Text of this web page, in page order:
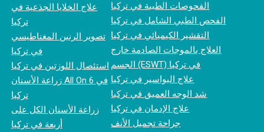
علاج الخلايا الجذعية في
تركيا
تصوير الرنين المغناطيسي
في تركيا
استئصال اللوزتين في تركيا
زراعة الأسنان All On 6 في
تركيا
زراعة الأسنان الكل على
أربعة في تركيا
الفحوصات الطبية في تركيا
الفحص الطبي الشامل في تركيا
التقشير الكيميائي في تركيا
العلاج بالموجات الصادمة خارج
الجسم (ESWT) في تركيا
علاج البواسير في تركيا
شد الوجه العميق في تركيا
علاج الإدمان في تركيا
جراحة تجميل الأنف